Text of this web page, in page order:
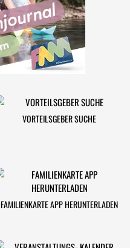
VORTEILSGEBER SUCHE
FAMILIENKARTE APP HERUNTERLADEN